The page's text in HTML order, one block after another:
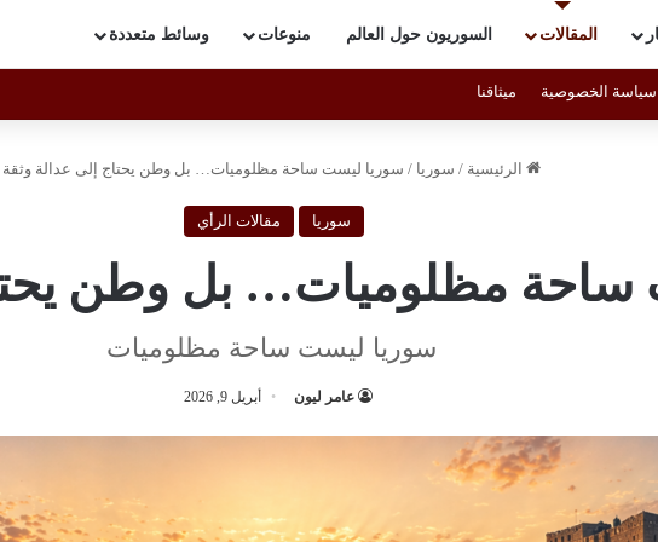
المقالات السوريون حول العالم منوعات وسائط متعددة
سياسة الخصوصية ميثاقنا
الرئيسية / سوريا / سوريا ليست ساحة مظلوميات… بل وطن يحتاج إلى عدالة وثقة
سوريا مقالات الرأي
ساحة مظلوميات… بل وطن
سوريا ليست ساحة مظلوميات
عامر ليون أبريل 9, 2026